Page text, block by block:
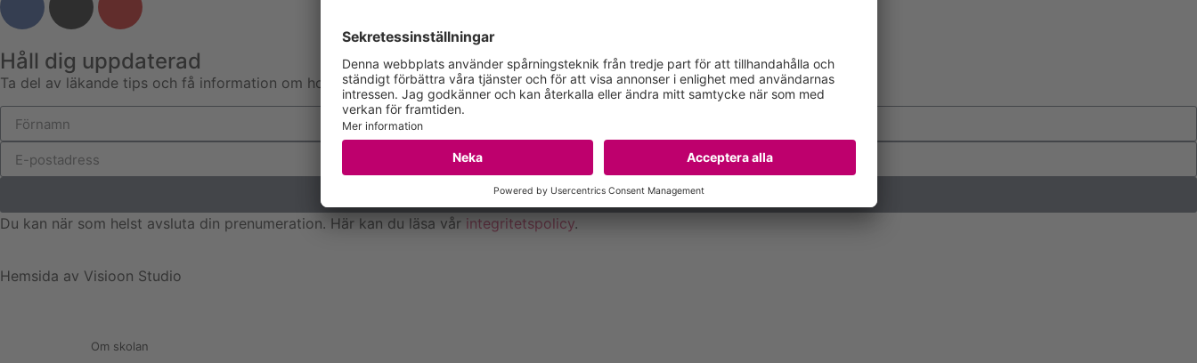
Håll dig uppdaterad
Ta del av läkande tips och få information om holistiska utbildningar och aktiviteter direkt till din inkorg.
Ja tack!
Du kan när som helst avsluta din prenumeration. Här kan du läsa vår integritetspolicy.
Hemsida av Visioon Studio
Om skolan